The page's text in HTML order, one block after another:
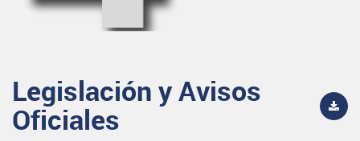
Legislación y Avisos
Oficiales